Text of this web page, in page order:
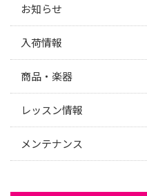
お知らせ
入荷情報
商品・楽器
レッスン情報
メンテナンス